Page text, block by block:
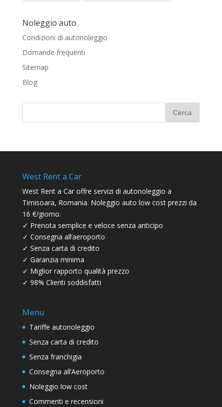
Noleggio auto
Condizioni di autonoleggio
Domande frequenti
Sitemap
Blog
West Rent a Car
West Rent a Car offre servizi di autonoleggio a
Timisoara, Romania. Noleggio auto low cost prezzi da
16 €/giorno.
✓ Prenota semplice e veloce senza anticipo
✓ Consegna all’aeroporto
✓ Senza carta di credito
✓ Garanzia minima
✓ Miglior rapporto qualità prezzo
✓ 98% Clienti soddisfatti
Menu
Tariffe autonoleggio
Senza carta di credito
Senza franchigia
Consegna all’Aeroporto
Noleggio low cost
Commenti e recensioni